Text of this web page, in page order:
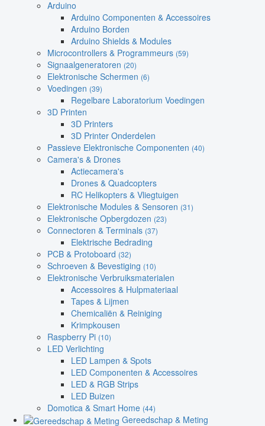
Arduino
Arduino Componenten & Accessoires
Arduino Borden
Arduino Shields & Modules
Microcontrollers & Programmeurs (59)
Signaalgeneratoren (20)
Elektronische Schermen (6)
Voedingen (39)
Regelbare Laboratorium Voedingen
3D Printen
3D Printers
3D Printer Onderdelen
Passieve Elektronische Componenten (40)
Camera's & Drones
Actiecamera's
Drones & Quadcopters
RC Helikopters & Vliegtuigen
Elektronische Modules & Sensoren (31)
Elektronische Opbergdozen (23)
Connectoren & Terminals (37)
Elektrische Bedrading
PCB & Protoboard (32)
Schroeven & Bevestiging (10)
Elektronische Verbruiksmaterialen
Accessoires & Hulpmateriaal
Tapes & Lijmen
Chemicaliën & Reiniging
Krimpkousen
Raspberry Pi (10)
LED Verlichting
LED Lampen & Spots
LED Componenten & Accessoires
LED & RGB Strips
LED Buizen
Domotica & Smart Home (44)
Gereedschap & Meting